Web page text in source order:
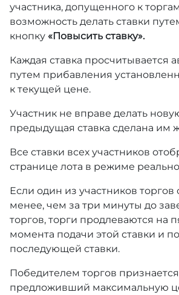
участника, допущенного к
возможность делать ставки
кнопку «Повысить ставку».
Каждая ставка просчитывается
путем прибавления
к текущей цене.
Участник не вправе делать
предыдущая ставка сделана им
Все ставки всех участников
странице лота в режиме
Если один из участников торгов
менее, чем за три минуты до
торгов, торги продлеваются на
момента подачи этой ставки и
последующей ставки.
Победителем торгов признается
предложивший максимальную